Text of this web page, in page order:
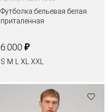
Футболка бельевая белая
приталенная
6.000 ₽
S M XL XXL